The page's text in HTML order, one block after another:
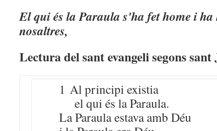
El qui és la Paraula s'ha fet home i
nosaltres,
Lectura del sant evangeli segons sant
1 Al principi existia
el qui és la Paraula.
La Paraula estava amb Déu